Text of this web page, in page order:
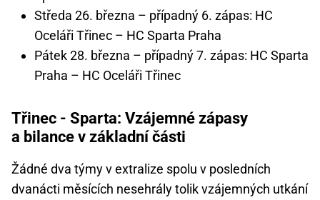
Středa 26. března – případný 6. zápas: HC
Oceláři Třinec – HC Sparta Praha
Pátek 28. března – případný 7. zápas: HC Sparta
Praha – HC Oceláři Třinec
Třinec - Sparta: Vzájemné zápasy
a bilance v základní části
Žádné dva týmy v extralize spolu v posledních
dvanácti měsících nesehrály tolik vzájemných utkání